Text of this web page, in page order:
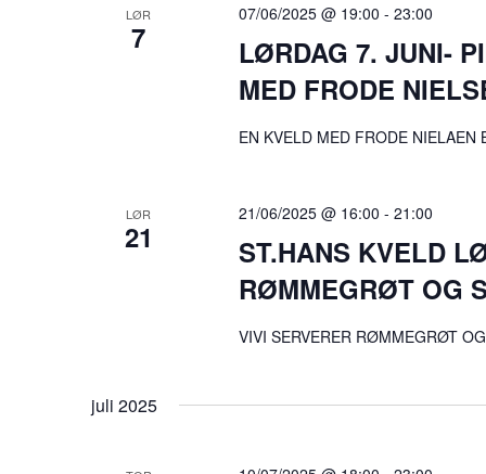
LØR
7
07/06/2025 @ 19:00 - 23:00
LØRDAG 7. JUNI-
MED FRODE
EN KVELD MED FRODE NIELAEN
LØR
21
21/06/2025 @ 16:00 - 21:00
ST.HANS KVELD
RØMMEGRØT OG
VIVI SERVERER RØMMEGRØT
juli 2025